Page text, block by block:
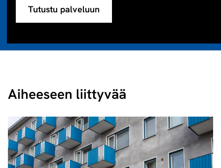
Tutustu palveluun
Aiheeseen liittyvää